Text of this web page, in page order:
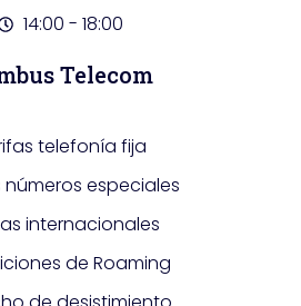
14:00 - 18:00
Telecom
telefonía fija
números especiales
internacionales
de Roaming